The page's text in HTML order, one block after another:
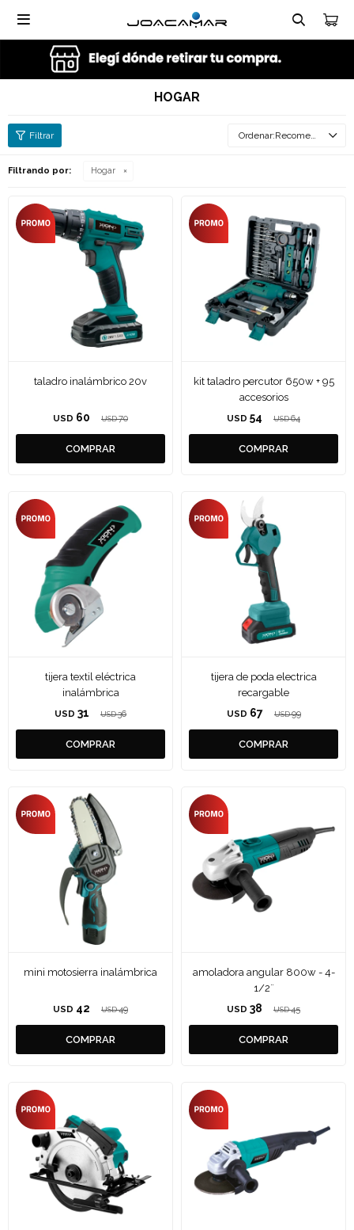

HOGAR
Recomendados
Filtrando por: Hogar
taladro inalámbrico 20v
USD 60 USD 70
kit taladro percutor 650w + 95
accesorios
USD 54 USD 64
tijera textil eléctrica
inalámbrica
USD 31 USD 36
tijera de poda electrica
recargable
USD 67 USD 99
mini motosierra inalámbrica
USD 42 USD 49
amoladora angular 800w - 4-
1/2¨
USD 38 USD 45